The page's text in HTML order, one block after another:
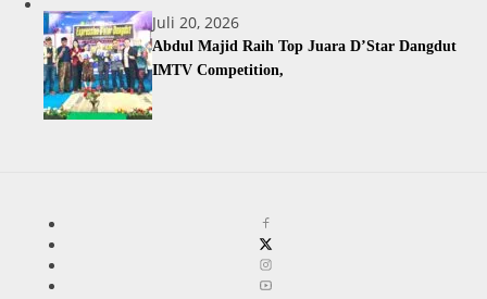
Juli 20, 2026
Abdul Majid Raih Top Juara D’Star Dangdut
IMTV Competition,